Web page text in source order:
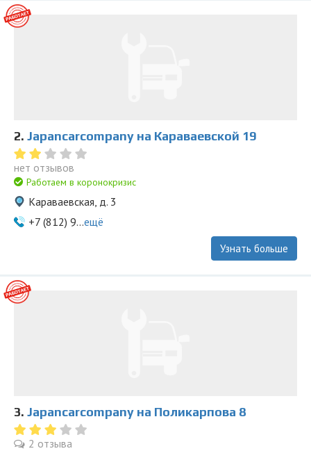
2. Japancarcompany на Караваевской 19
нет отзывов
Работаем в коронокризис
Караваевская, д. 3
+7 (812) 9...ещё
Узнать больше
3. Japancarcompany на Поликарпова 8
2 отзыва